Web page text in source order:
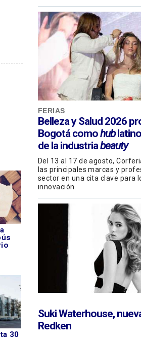
FERIAS
Belleza y Salud 2026
Bogotá comohub
de la industriabeauty
Del 13 al 17 de agosto,
las principales marcas y
sector en una cita clave para
innovación
Suki Waterhouse,
Redken
30